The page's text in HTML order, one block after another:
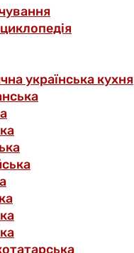
українська кухня